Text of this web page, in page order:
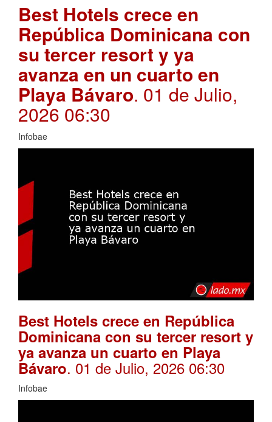
Best Hotels crece en
República Dominicana con
su tercer resort y ya
avanza en un cuarto en
Playa Bávaro. 01 de Julio,
2026 06:30
Infobae
Best Hotels crece en República
Dominicana con su tercer resort y
ya avanza un cuarto en Playa
Bávaro. 01 de Julio, 2026 06:30
Infobae